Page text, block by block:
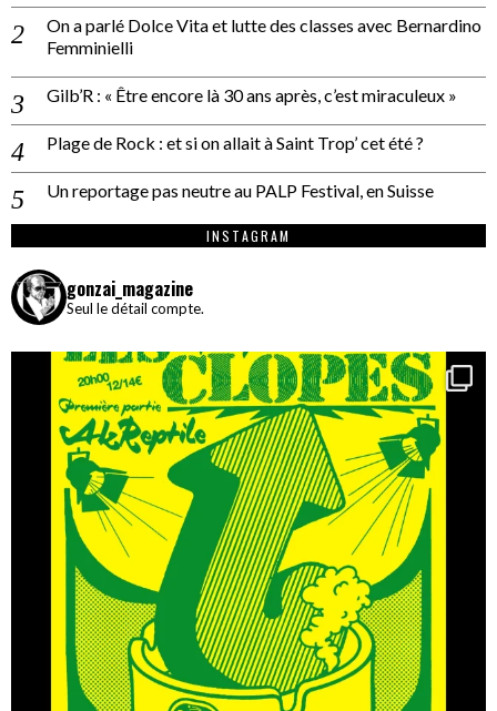
On a parlé Dolce Vita et lutte des classes avec Bernardino
Femminielli
Gilb’R : « Être encore là 30 ans après, c’est miraculeux »
Plage de Rock : et si on allait à Saint Trop’ cet été ?
Un reportage pas neutre au PALP Festival, en Suisse
INSTAGRAM
gonzai_magazine
Seul le détail compte.